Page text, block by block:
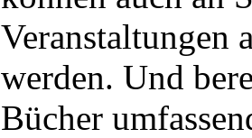
Veranstaltungen
werden. Und
Bücher